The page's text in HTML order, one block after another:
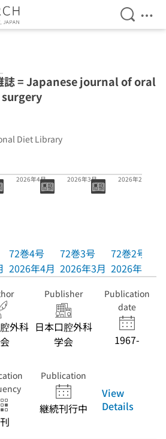
Open
誌 = Japanese journal of oral
Diet Library
2026年4月
72巻4号
2026年4月
2026年3月
72巻3号
2026年3月
2026年2月
72巻2号
2026年2月
外科
Publisher
日本口腔外科
学会
Publication
date
1967-
Publication
継続刊行中
View
Details